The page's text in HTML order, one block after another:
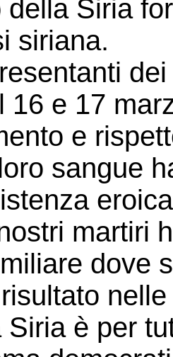
della Siria
siriana.
16 e 17
e
sangue
martiri
dove
Siria è per